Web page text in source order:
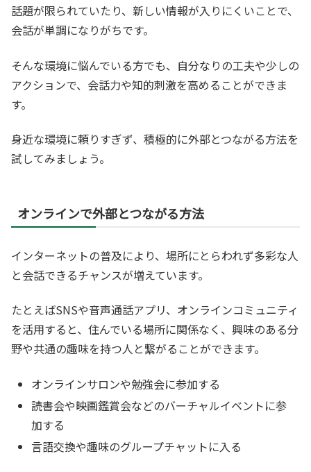
話題が限られていたり、新しい情報が入りにくいことで、
会話が単調になりがちです。
そんな環境に悩んでいる方でも、自分なりの工夫や少しの
アクションで、会話力や知的刺激を高めることができま
す。
身近な環境に頼りすぎず、積極的に外部とつながる方法を
試してみましょう。
オンラインで外部とつながる方法
インターネットの普及により、場所にとらわれず多彩な人
と会話できるチャンスが増えています。
たとえばSNSや音声通話アプリ、オンラインコミュニティ
を活用すると、住んでいる場所に関係なく、興味のある分
野や共通の趣味を持つ人と繋がることができます。
オンラインサロンや勉強会に参加する
読書会や映画鑑賞会などのバーチャルイベントに参
加する
言語交換や趣味のグループチャットに入る